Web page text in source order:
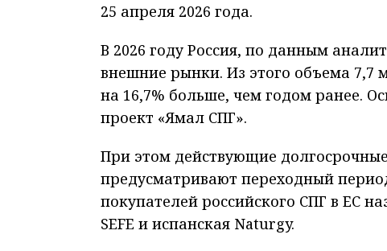
25 апреля 2026 года.
В 2026 году Россия, по данным
внешние рынки. Из этого объема 7,7
на 16,7% больше, чем годом ранее.
проект «Ямал СПГ».
При этом действующие
предусматривают переходный
покупателей российского СПГ в ЕС
SEFE и испанская Naturgy.